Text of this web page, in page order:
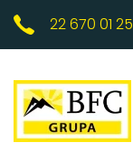
22 670 01 25